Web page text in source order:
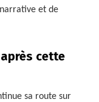
et de
après cette
sa route sur